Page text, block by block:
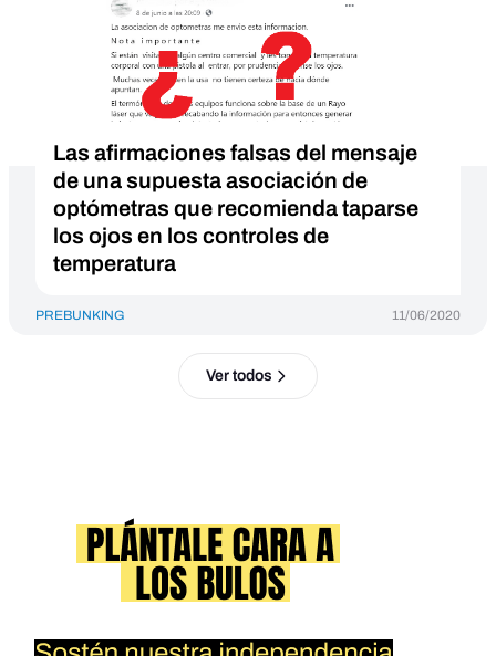
Las afirmaciones falsas del mensaje
de una supuesta asociación de
optómetras que recomienda taparse
los ojos en los controles de
temperatura
PREBUNKING 11/06/2020
Ver todos